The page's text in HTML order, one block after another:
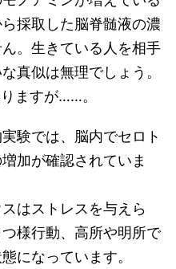
採取した脳脊髄液の濃
。生きている人を相手
真似は無理でしょう。
ますが……。
験では、脳内でセロト
加が確認されていま
はストレスを与えら
様行動、高所や明所で
になっています。